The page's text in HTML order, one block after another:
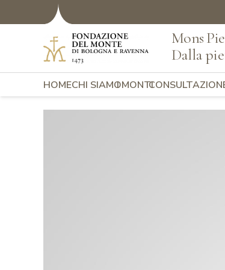
Mons
Dalla
HOMECHI SIAMOI MONTI